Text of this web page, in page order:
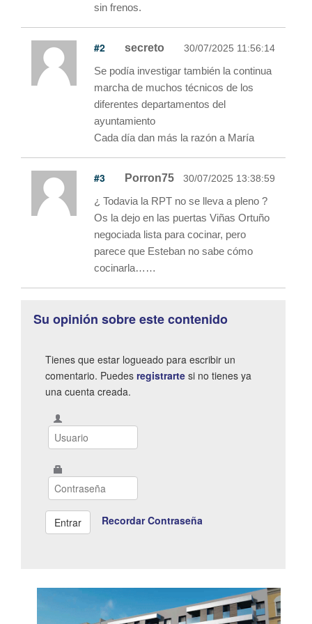
sin frenos.
#2 secreto 30/07/2025 11:56:14
Se podía investigar también la continua
marcha de muchos técnicos de los
diferentes departamentos del
ayuntamiento
Cada día dan más la razón a María
#3 Porron75 30/07/2025 13:38:59
¿ Todavia la RPT no se lleva a pleno ?
Os la dejo en las puertas Viñas Ortuño
negociada lista para cocinar, pero
parece que Esteban no sabe cómo
cocinarla……
Su opinión sobre este contenido
Tienes que estar logueado para escribir un
comentario. Puedes registrarte si no tienes ya
una cuenta creada.
Recordar Contraseña